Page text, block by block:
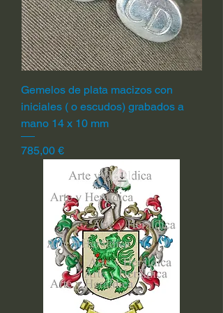
Gemelos de plata macizos con
iniciales ( o escudos) grabados a
mano 14 x 10 mm
Precio
785,00 €